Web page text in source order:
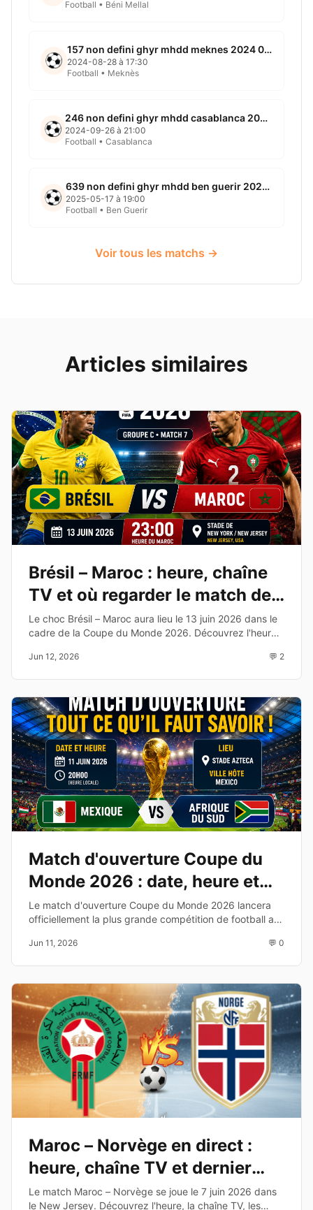
Football • Béni Mellal
157 non defini ghyr mhdd meknes 2024 08 28
2024-08-28 à 17:30
Football • Meknès
246 non defini ghyr mhdd casablanca 2024 09 26
2024-09-26 à 21:00
Football • Casablanca
639 non defini ghyr mhdd ben guerir 2025 05 17
2025-05-17 à 19:00
Football • Ben Guerir
Voir tous les matchs →
Articles similaires
Brésil – Maroc : heure, chaîne
TV et où regarder le match de
la Coupe du Monde 2026
Le choc Brésil – Maroc aura lieu le 13 juin 2026 dans le
cadre de la Coupe du Monde 2026. Découvrez l'heure,
de cette affiche du Groupe C.
Jun 12, 2026 💬 2
Match d'ouverture Coupe du
Monde 2026 : date, heure et
diffusion TV
Le match d'ouverture Coupe du Monde 2026 lancera
officiellement la plus grande compétition de football au
chaînes de diffusion.
Jun 11, 2026 💬 0
Maroc – Norvège en direct :
heure, chaîne TV et dernier
test avant le Mondial 2026
Le match Maroc – Norvège se joue le 7 juin 2026 dans
le New Jersey. Découvrez l'heure, la chaîne TV, les